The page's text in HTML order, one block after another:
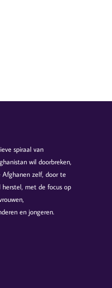
spiraal van
wil doorbreken,
zelf, door te
herstel, met de focus op
en jongeren.